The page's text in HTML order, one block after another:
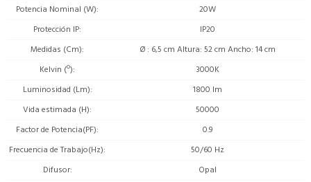
Potencia Nominal (W)
20W
Protección IP
IP20
Medidas (Cm)
Ø : 6,5 cm Altura: 52 cm Ancho: 14 cm
Kelvin (º)
3000K
Luminosidad (Lm)
1800 lm
Vida estimada (H)
50000
Factor de Potencia(PF)
0.9
Frecuencia de Trabajo(Hz)
50/60 Hz
Difusor
Opal